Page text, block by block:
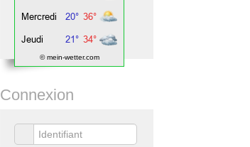
© mein-wetter.com
Connexion